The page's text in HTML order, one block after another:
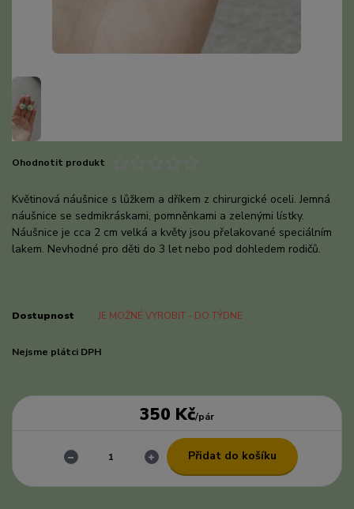
Ohodnotit produkt
Květinová náušnice s lůžkem a dříkem z chirurgické oceli. Jemná
náušnice se sedmikráskami, pomněnkami a zelenými lístky.
Náušnice je cca 2 cm velká a květy jsou přelakované speciálním
lakem. Nevhodné pro děti do 3 let nebo pod dohledem rodičů.
Dostupnost JE MOŽNÉ VYROBIT - DO TÝDNE
Nejsme plátci DPH
350 Kč/pár
Přidat do košíku